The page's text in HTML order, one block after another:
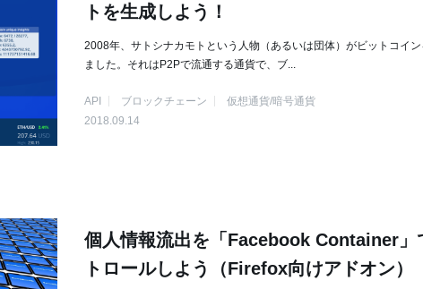
トを生成しよう！
2008年、サトシナカモトという人物（あるいは団体）がビットコイン
ました。それはP2Pで流通する通貨で、ブ...
API ブロックチェーン
仮想通貨/暗号通貨
2018.09.14
個人情報流出を「Facebook Container」
トロールしよう（Firefox向けアドオン）